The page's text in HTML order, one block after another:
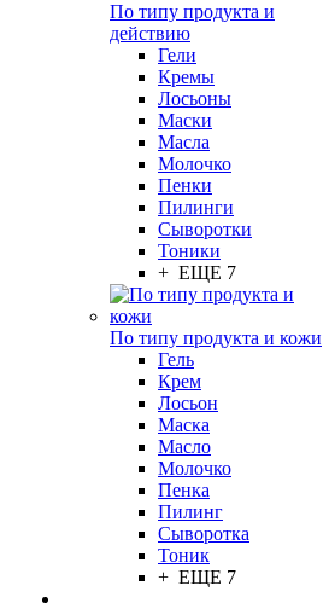
По типу продукта и
действию
Гели
Кремы
Лосьоны
Маски
Масла
Молочко
Пенки
Пилинги
Сыворотки
Тоники
+ ЕЩЕ 7
По типу продукта и кожи
Гель
Крем
Лосьон
Маска
Масло
Молочко
Пенка
Пилинг
Сыворотка
Тоник
+ ЕЩЕ 7